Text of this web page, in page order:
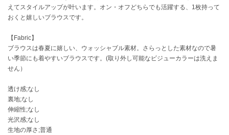
COLE HAAN
コール ハーン
コンバース
ダンスキン
EIMY ISTOIRE
エイミー イストワール
えてスタイルアップが叶います。オン・オフどちらでも活躍する、1枚持って
おくと嬉しいブラウスです。
【Fabric】
ブラウスは春夏に嬉しい、ウォッシャブル素材。さらっとした素材なので暑
い季節にも着やすいブラウスです。(取り外し可能なビジューカラーは洗えま
せん）
透け感;なし
裏地;なし
伸縮性;なし
光沢感;なし
生地の厚さ;普通